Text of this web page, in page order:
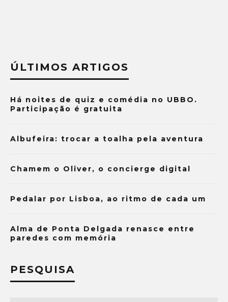
ÚLTIMOS ARTIGOS
Há noites de quiz e comédia no UBBO.
Participação é gratuita
Albufeira: trocar a toalha pela aventura
Chamem o Oliver, o concierge digital
Pedalar por Lisboa, ao ritmo de cada um
Alma de Ponta Delgada renasce entre
paredes com memória
PESQUISA